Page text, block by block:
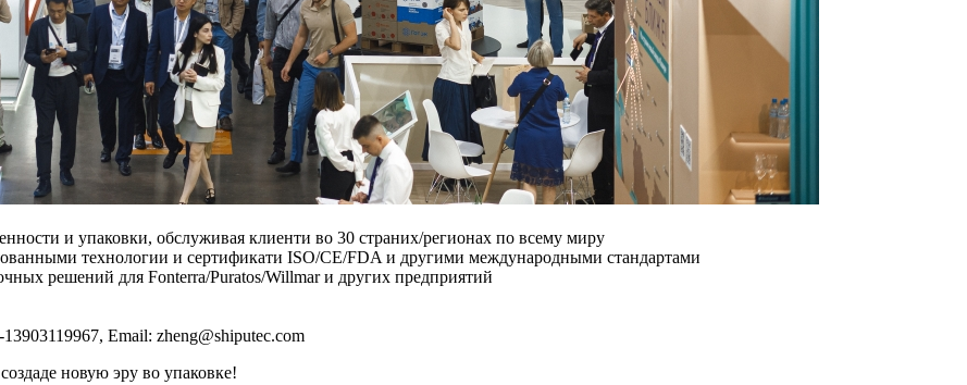
и упаковки, обслуживая клиенти во 30 страних/регионах по всему миру
технологии и сертификати ISO/CE/FDA и другими международными стандартами
решений для Fonterra/Puratos/Willmar и других предприятий
Email: zheng@shiputec.com
новую эру во упаковке!